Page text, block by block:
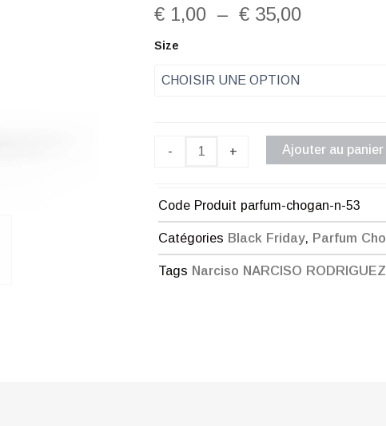
€ 1,00 – € 35,00Plage
à
€ 35,00
Size
-
quantité
Parfum
Chogan
+ Ajouter au panier
Code Produit parfum-chogan-n-53
Catégories Black Friday, Parfum
Tags Narciso NARCISO RODRIGUEZ